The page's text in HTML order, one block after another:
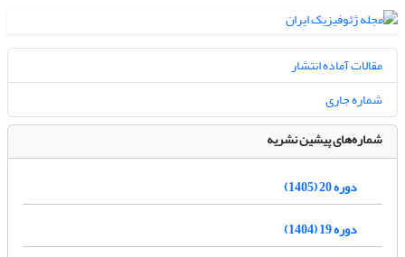
مقالات آماده انتشار
شماره جاری
شماره‌های پیشین نشریه
دوره 20 (1405)
دوره 19 (1404)